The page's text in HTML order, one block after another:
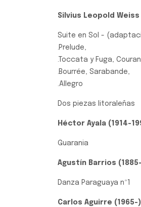
Silvius Leopold Weiss
Suite en Sol -
.Prelude,
.Toccata y Fuga,
.Bourrée, Sarabande,
.Allegro
Dos piezas litoraleñas
Héctor Ayala (1914-
Guarania
Agustín Barrios
Danza Paraguaya nº1
Carlos Aguirre (1965-)